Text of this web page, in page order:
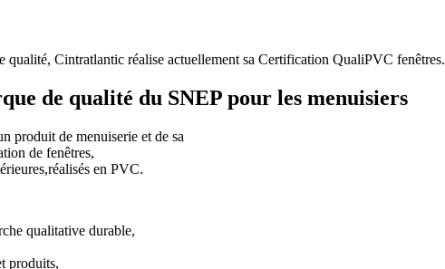
qualité, Cintratlantic réalise actuellement sa Certification QualiPVC fenêtres.
de qualité du SNEP pour les menuisiers
produit de menuiserie et de sa
de fenêtres,
en PVC.
qualitative durable,
produits,